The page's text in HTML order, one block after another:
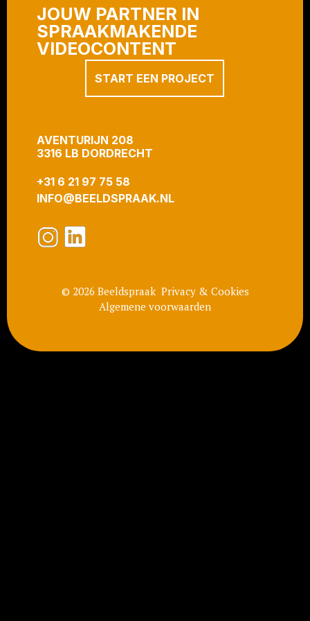
JOUW PARTNER IN
SPRAAKMAKENDE
VIDEOCONTENT
START EEN PROJECT
AVENTURIJN 208
3316 LB DORDRECHT
+31 6 21 97 75 58
INFO@BEELDSPRAAK.NL
© 2026 Beeldspraak Privacy & Cookies
Algemene voorwaarden